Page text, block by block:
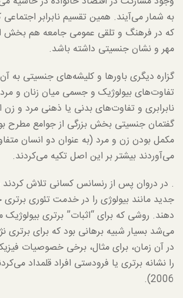
به شمار می‌آیند. همین تقسیم نابرابر
که در فرهنگ و تلقی عمومی جامعه هم
مهر و نشان جنسیتی داشته باشد.
گزاره دیگری باورها و کلیشه‌های جنسیتی به
تفاوت‌های بیولوژیک و جسمی میان زنان و
نابرابری و تفاوت‌های بدنی یا ذهنی مرد و زن
گفتمان جنسیتی بخش بزرگی از جوامع مطرح
مکمل بودن زن و مرد (به عنوان دو انسان
می‌آوردند بیشتر بر این اصل تکیه می‌کردند.
. در دروان پس از رنسانس کسانی تلاش
جدید مانند بیولوژی را در خدمت تئوری برتری
دهند. روشی که برای “اثبات” برتری بیولوژیک
می‌شد بسیار شبیه برهانی بود که برای
در آن زمان، برای مثال، برخی خصوصیات
2006).